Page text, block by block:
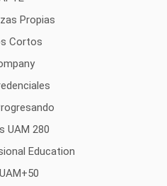
Propias
Cortos
UAM 280
Education